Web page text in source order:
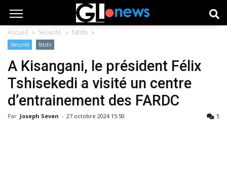
Accueil Sécurité fatshi
Sécurité fatshi
A Kisangani, le président Félix
Tshisekedi a visité un centre
d’entrainement des FARDC
Par Joseph Seven - 27 octobre 2024 15:50 1